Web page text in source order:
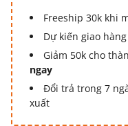
Freeship 30k khi
Dự kiến giao
Giảm 50k cho
ngay
Đổi trả trong 7
xuất